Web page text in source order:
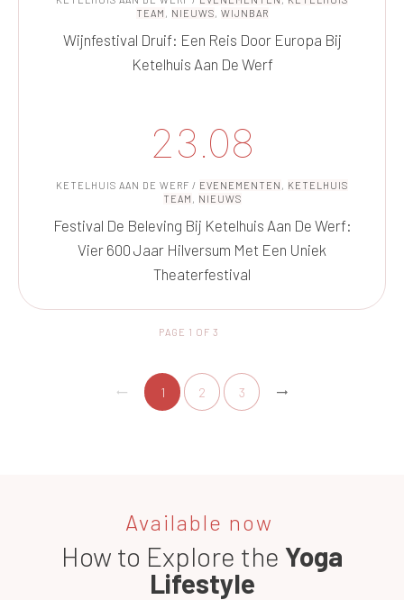
TEAM , NIEUWS, WIJNBAR
Wijnfestival Druif: Een Reis Door Europa Bij
Ketelhuis Aan De Werf
23.08
KETELHUIS AAN DE WERF / EVENEMENTEN , KETELHUIS
TEAM , NIEUWS
Festival De Beleving Bij Ketelhuis Aan De Werf:
Vier 600 Jaar Hilversum Met Een Uniek
Theaterfestival
PAGE 1 OF 3
1 2 3
Available now
How to Explore the Yoga
Lifestyle